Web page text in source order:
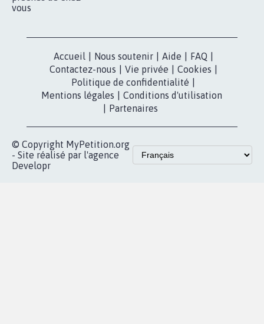
vous
Accueil Nous soutenir Aide FAQ
Contactez-nous
Vie privée Cookies
Politique de confidentialité
Mentions légales
Conditions d'utilisation
Partenaires
© Copyright MyPetition.org
- Site réalisé par l'agence
Developr